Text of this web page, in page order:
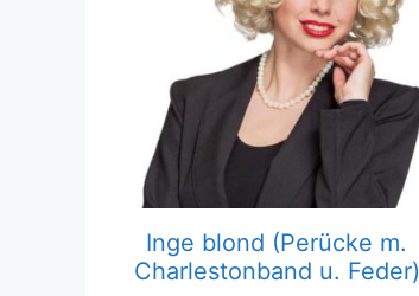
Inge blond (Perücke m.
Charlestonband u. Feder)